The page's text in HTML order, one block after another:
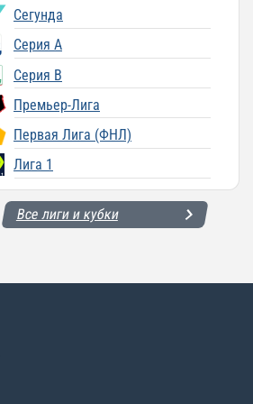
Сегунда
Серия A
Серия B
Премьер-Лига
Первая Лига (ФНЛ)
Лига 1
Все лиги и кубки